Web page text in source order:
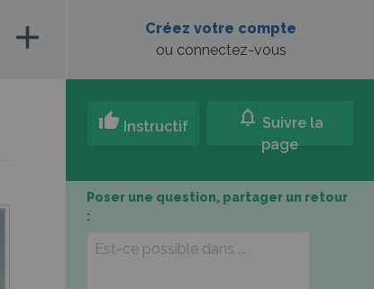
add
Créez votre compte
ou connectez-vous
thumb_up Instructif notifications Suivre la
page
Poser une question, partager un retour
: